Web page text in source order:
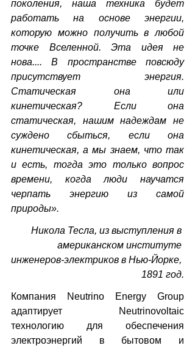
поколения, наша техника будет
работать на основе энергии,
которую можно получить в любой
точке Вселенной. Эта идея не
нова.... В пространстве повсюду
присутствует энергия.
Статическая она или
кинетическая? Если она
статическая, нашим надеждам не
суждено сбыться, если она
кинетическая, а мы знаем, что так
и есть, тогда это только вопрос
времени, когда люди научатся
черпать энергию из самой
природы».
Никола Тесла, из выступления в
американском институте
инженеров-электриков в Нью-Йорке,
1891 год.
Компания Neutrino Energy Group
адаптирует Neutrinovoltaic
технологию для обеспечения
электроэнергий в бытовом и